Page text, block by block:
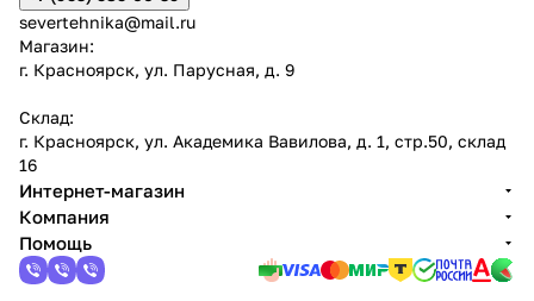
severtehnika@mail.ru
Магазин:
г. Красноярск, ул. Парусная, д. 9
Склад:
г. Красноярск, ул. Академика Вавилова, д. 1, стр.50, склад
16
Интернет-магазин
Компания
Помощь